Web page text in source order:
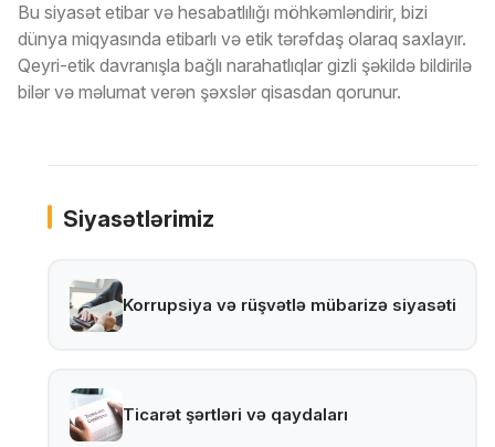
Bu siyasət etibar və hesabatlılığı möhkəmləndirir, bizi
dünya miqyasında etibarlı və etik tərəfdaş olaraq saxlayır.
Qeyri-etik davranışla bağlı narahatlıqlar gizli şəkildə bildirilə
bilər və məlumat verən şəxslər qisasdan qorunur.
Siyasətlərimiz
Korrupsiya və rüşvətlə mübarizə siyasəti
Ticarət şərtləri və qaydaları